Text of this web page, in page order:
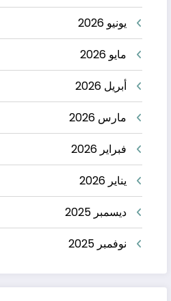
يونيو 2026
مايو 2026
أبريل 2026
مارس 2026
فبراير 2026
يناير 2026
ديسمبر 2025
نوفمبر 2025